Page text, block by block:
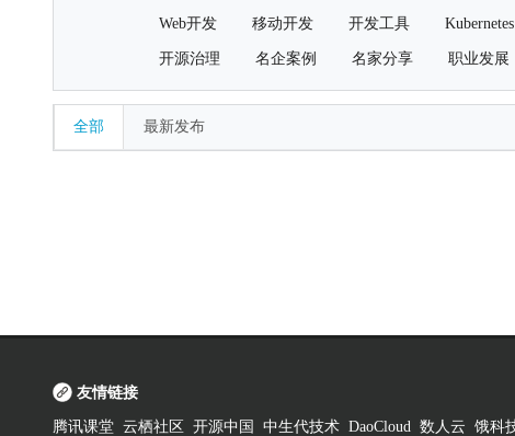
Web开发 移动开发 开发工具 Kubernetes
开源治理 名企案例 名家分享 职业发展
全部 最新发布
友情链接
腾讯课堂 云栖社区 开源中国 中生代技术 DaoCloud 数人云 饿科